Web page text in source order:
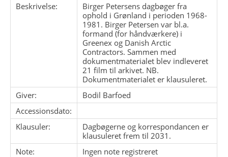
Beskrivelse:
Birger Petersens dagbøger fra
ophold i Grønland i perioden 1968-
1981. Birger Petersen var bl.a.
formand (for håndværkere) i
Greenex og Danish Arctic
Contractors. Sammen med
dokumentmaterialet blev indleveret
21 film til arkivet. NB.
Dokumentmaterialet er klausuleret.
Giver:
Bodil Barfoed
Accessionsdato:
Klausuler:
Dagbøgerne og korrespondancen er
klausuleret frem til 2031.
Note:
Ingen note registreret